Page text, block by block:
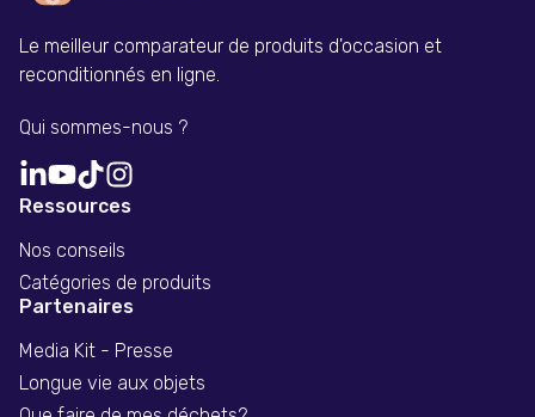
Le meilleur comparateur de produits d'occasion et
reconditionnés en ligne.
Qui sommes-nous ?
Ressources
Nos conseils
Catégories de produits
Partenaires
Media Kit - Presse
Longue vie aux objets